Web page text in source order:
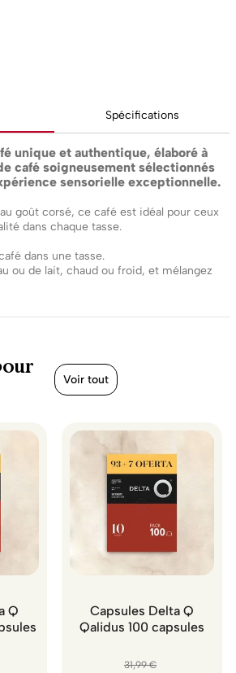
Spécifications
unique et authentique, élaboré à
café soigneusement sélectionnés
sensorielle exceptionnelle.
goût corsé, ce café est idéal pour ceux
dans chaque tasse.
dans une tasse.
ou de lait, chaud ou froid, et mélangez
Voir tout
Q
Capsules Delta Q
Qalidus 100 capsules
31,99 €